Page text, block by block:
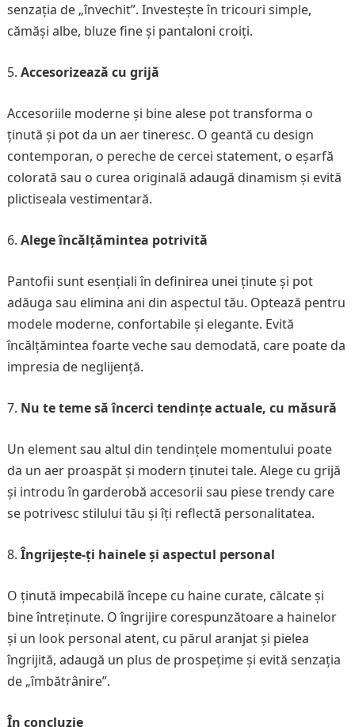
senzația de „învechit”. Investește în tricouri simple,
cămăși albe, bluze fine și pantaloni croiți.
Accesorizează cu grijă
Accesoriile moderne și bine alese pot transforma o
ținută și pot da un aer tineresc. O geantă cu design
contemporan, o pereche de cercei statement, o eșarfă
colorată sau o curea originală adaugă dinamism și evită
plictiseala vestimentară.
Alege încălțămintea potrivită
Pantofii sunt esențiali în definirea unei ținute și pot
adăuga sau elimina ani din aspectul tău. Optează pentru
modele moderne, confortabile și elegante. Evită
încălțămintea foarte veche sau demodată, care poate da
impresia de neglijență.
Nu te teme să încerci tendințe actuale, cu măsură
Un element sau altul din tendințele momentului poate
da un aer proaspăt și modern ținutei tale. Alege cu grijă
și introdu în garderobă accesorii sau piese trendy care
se potrivesc stilului tău și îți reflectă personalitatea.
Îngrijește-ți hainele și aspectul personal
O ținută impecabilă începe cu haine curate, călcate și
bine întreținute. O îngrijire corespunzătoare a hainelor
și un look personal atent, cu părul aranjat și pielea
îngrijită, adaugă un plus de prospețime și evită senzația
de „îmbătrânire”.
În concluzie